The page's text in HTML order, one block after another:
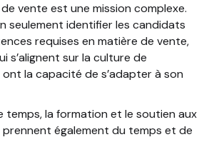
vente est une mission complexe.
seulement identifier les candidats
requises en matière de vente,
s’alignent sur la culture de
la capacité de s’adapter à son
temps, la formation et le soutien aux
prennent également du temps et de